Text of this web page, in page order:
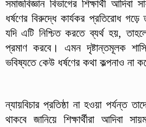
সমাজবিজ্ঞান বিভাগের শিক্ষার্থী আদিবা
ধর্ষণের বিরুদ্ধে কার্যকর প্রতিরোধ
যদি এটি নিশ্চিত করতে ব্যর্থ হয়,
প্রমাণ করবে। এমন দৃষ্টান্তমূলক
ভবিষ্যতে কেউ ধর্ষণের কথা কল্পনাও না
ন্যায়বিচার প্রতিষ্ঠা না হওয়া পর্যন্ত
থাকবে জানিয়ে শিক্ষার্থীরা আদিবা